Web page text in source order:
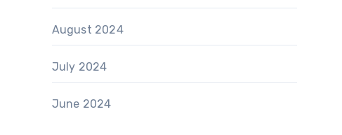
August 2024
July 2024
June 2024